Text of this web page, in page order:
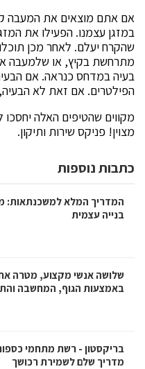
אם אתם מוצאים את המעבה
במזגן עצמנו. הפעילו את
שהקרח יעלם. לאחר מכן
מתרחשת בקיץ, או שלמעבה
בעיה במדחס כנראה. אם
הפילטרים. אם זאת לא הבעיה,
מקווים שהטיפים האלה
מצוין! פניקס שירות ותיקון.
כתבות נוספות
המדריך המלא למשכנתאות:
בנייה עצמית
שלושה אנשי מקצוע, מטרה
באמצעות הגוף, המחשבה
בריקסטון - רשת מתחמי
מדריך שלם לשמירת רכושך